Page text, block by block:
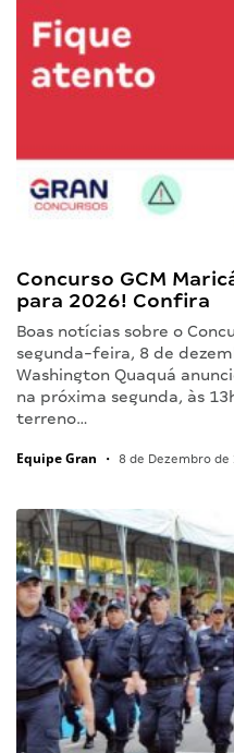
Concurso GCM
para 2026! Confira
Boas notícias sobre o
segunda-feira, 8 de
Washington Quaquá
na próxima segunda, às
terreno…
Equipe Gran • 8 de Dezembro de